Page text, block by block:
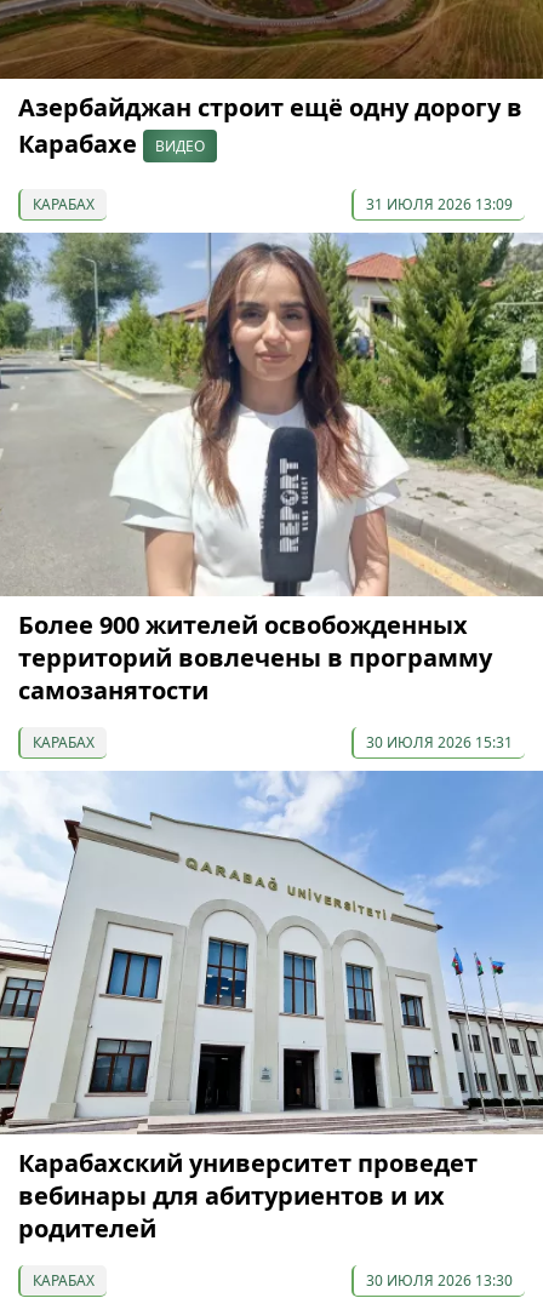
Азербайджан строит ещё одну дорогу в
Карабахе
ВИДЕО
КАРАБАХ 31 ИЮЛЯ 2026 13:09
Более 900 жителей освобожденных
территорий вовлечены в программу
самозанятости
КАРАБАХ 30 ИЮЛЯ 2026 15:31
Карабахский университет проведет
вебинары для абитуриентов и их
родителей
КАРАБАХ 30 ИЮЛЯ 2026 13:30